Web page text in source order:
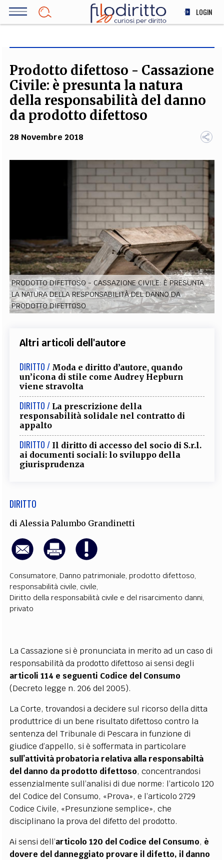
Salta
LOGIN
SOCIETÀ
MEDICINA
SCIENZA
STORIA E FILOSOFIA
TEAM
COMITATO SCIENTIFICO AUTORI CURATORI
FOTOGRAFI PARTNER COLLABORA CON NOI
EXTRA
CODICI RUBRICHE LIBRI PROCEEDINGS PUBBLICITÀ CONTATTI
SOCIAL MEDIA
Prodotto difettoso - Cassazione
Civile: è presunta la natura
della responsabilità del danno
da prodotto difettoso
28 Novembre 2018
PRODOTTO DIFETTOSO - CASSAZIONE CIVILE: È PRESUNTA
LA NATURA DELLA RESPONSABILITÀ DEL DANNO DA
PRODOTTO DIFETTOSO
Altri articoli dell'autore
DIRITTO / Moda e diritto d’autore, quando
un’icona di stile come Audrey Hepburn
viene stravolta
DIRITTO / La prescrizione della
responsabilità solidale nel contratto di
appalto
DIRITTO / Il diritto di accesso del socio di S.r.l.
ai documenti sociali: lo sviluppo della
giurisprudenza
DIRITTO
di Alessia Palumbo Grandinetti
Consumatore, Danno patrimoniale, prodotto difettoso,
responsabilità civile, civile,
Diritto della responsabilità civile e del risarcimento danni,
privato
La Cassazione si è pronunciata in merito ad un caso di
responsabilità da prodotto difettoso ai sensi degli
articoli 114 e seguenti Codice del Consumo
(Decreto legge n. 206 del 2005).
La Corte, trovandosi a decidere sul ricorso della ditta
produttrice di un bene risultato difettoso contro la
sentenza del Tribunale di Pescara in funzione di
giudice d’appello, si è soffermata in particolare
sull’attività probatoria relativa alla responsabiltà
del danno da prodotto difettoso, concentrandosi
essenzialmente sull’analisi di due norme: l’articolo 120
del Codice del Consumo, «Prova», e l’articolo 2729
Codice Civile, «Presunzione semplice», che
disciplinano la prova del difetto del prodotto.
Ai sensi dell’articolo 120 del Codice del Consumo, è
dovere del danneggiato provare il difetto, il danno